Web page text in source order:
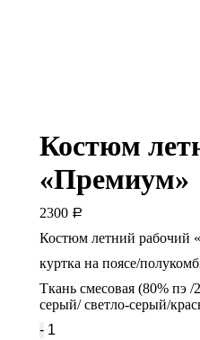
Костюм
«Премиум»
2300 Р
Костюм летний рабочий
куртка на поясе/
Ткань смесовая (80% пэ
серый/ светло-серый/
Количество